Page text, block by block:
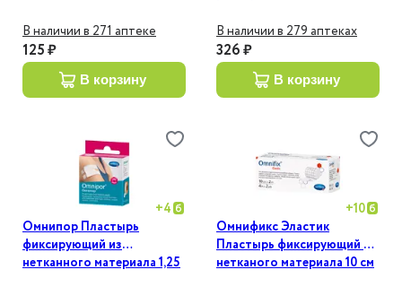
В наличии в 271 аптеке
125 ₽
в корзину
В наличии в 279 аптеках
326 ₽
в корзину
+4
Омнипор Пластырь
фиксирующий из
нетканного материала 1,25
+10
Омнификс Эластик
Пластырь фиксирующий из
нетканого материала 10 см